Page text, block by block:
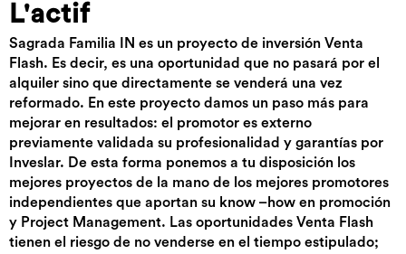
L'actif
Sagrada Familia IN es un proyecto de inversión Venta
Flash. Es decir, es una oportunidad que no pasará por el
alquiler sino que directamente se venderá una vez
reformado. En este proyecto damos un paso más para
mejorar en resultados: el promotor es externo
previamente validada su profesionalidad y garantías por
Inveslar. De esta forma ponemos a tu disposición los
mejores proyectos de la mano de los mejores promotores
independientes que aportan su know –how en promoción
y Project Management. Las oportunidades Venta Flash
tienen el riesgo de no venderse en el tiempo estipulado;